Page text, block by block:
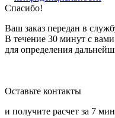
Спасибо!
Ваш заказ передан в
В течение 30 минут с
для определения
Оставьте контакты
и получите расчет за 7